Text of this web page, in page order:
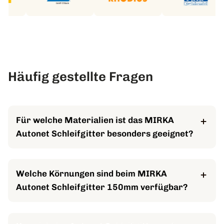
pro.de
Häufig gestellte Fragen
Für welche Materialien ist das MIRKA
Autonet Schleifgitter besonders geeignet?
Aluminium, Stahl, Holz, Lacke, Spachtelmasse, Gips,
Kunststoffe und Mineralwerkstoffe. Es deckt eine
Welche Körnungen sind beim MIRKA
Autonet Schleifgitter 150mm verfügbar?